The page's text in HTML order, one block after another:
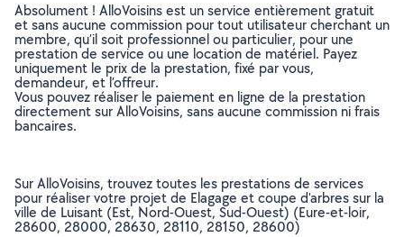
Absolument ! AlloVoisins est un service entièrement gratuit
et sans aucune commission pour tout utilisateur cherchant un
membre, qu’il soit professionnel ou particulier, pour une
prestation de service ou une location de matériel. Payez
uniquement le prix de la prestation, fixé par vous,
demandeur, et l’offreur.
Vous pouvez réaliser le paiement en ligne de la prestation
directement sur AlloVoisins, sans aucune commission ni frais
bancaires.
Sur AlloVoisins, trouvez toutes les prestations de services
pour réaliser votre projet de Elagage et coupe d'arbres sur la
ville de Luisant (Est, Nord-Ouest, Sud-Ouest) (Eure-et-loir,
28600, 28000, 28630, 28110, 28150, 28600)